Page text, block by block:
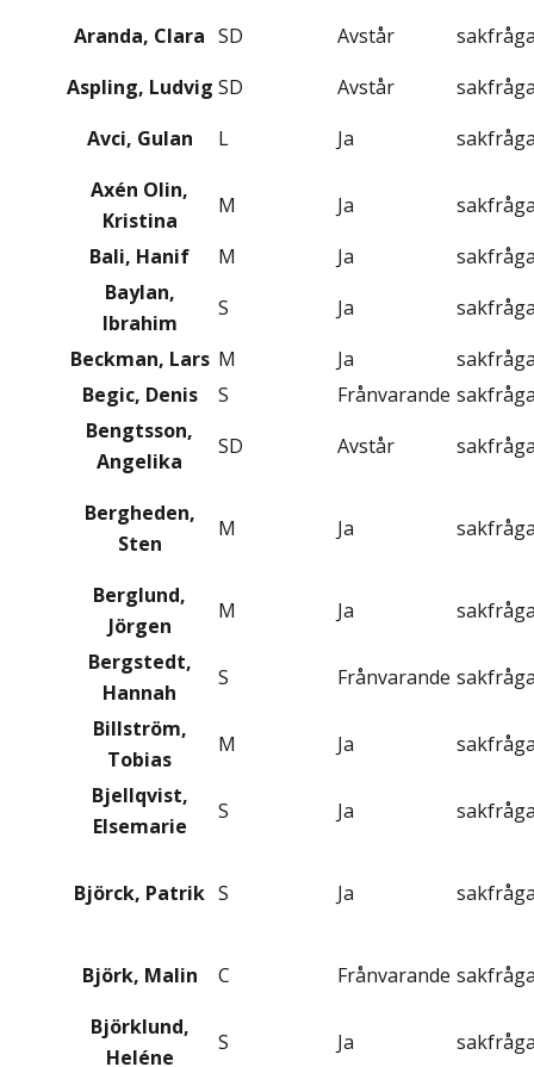
Aranda, Clara SD Avstår
Aspling, Ludvig SD Avstår
Avci, Gulan
L Ja
Axén Olin,
Kristina
M Ja
Bali, Hanif
M Ja
Baylan,
Ibrahim
S Ja
Beckman, Lars M Ja
Begic, Denis
S Frånvarande
Bengtsson,
Angelika
SD Avstår
Bergheden,
Sten
M Ja
Berglund,
Jörgen
M Ja
Bergstedt,
Hannah
S Frånvarande
Billström,
Tobias
M Ja
Bjellqvist,
Elsemarie
S Ja
Björck, Patrik S Ja
Björk, Malin C Frånvarande
Björklund,
Heléne
S Ja